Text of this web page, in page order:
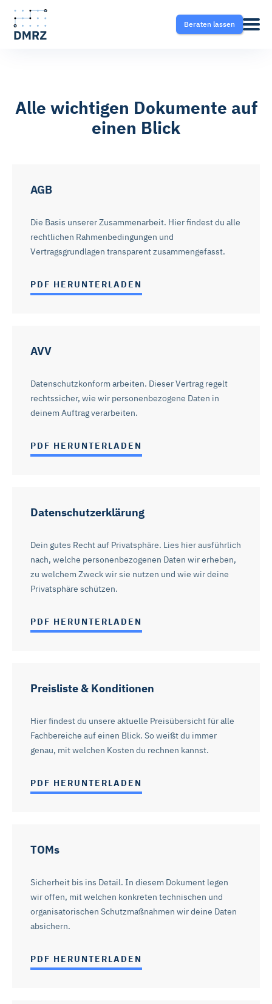
Beraten lassen
Abrechnung
Krankentransport-App
Fahrtvermittlung
Pflegesoftware
Telematikinfrastruktur (TI)
Pflege
Selektivverträge
Rehasport & Funktionstraining
Blog
Alle wichtigen Dokumente auf
einen Blick
AGB
Die Basis unserer Zusammenarbeit. Hier findest du alle
rechtlichen Rahmenbedingungen und
Vertragsgrundlagen transparent zusammengefasst.
PDF HERUNTERLADEN
AVV
Datenschutzkonform arbeiten. Dieser Vertrag regelt
rechtssicher, wie wir personenbezogene Daten in
deinem Auftrag verarbeiten.
PDF HERUNTERLADEN
Datenschutzerklärung
Dein gutes Recht auf Privatsphäre. Lies hier ausführlich
nach, welche personenbezogenen Daten wir erheben,
zu welchem Zweck wir sie nutzen und wie wir deine
Privatsphäre schützen.
PDF HERUNTERLADEN
Preisliste & Konditionen
Hier findest du unsere aktuelle Preisübersicht für alle
Fachbereiche auf einen Blick. So weißt du immer
genau, mit welchen Kosten du rechnen kannst.
PDF HERUNTERLADEN
TOMs
Sicherheit bis ins Detail. In diesem Dokument legen
wir offen, mit welchen konkreten technischen und
organisatorischen Schutzmaßnahmen wir deine Daten
absichern.
PDF HERUNTERLADEN